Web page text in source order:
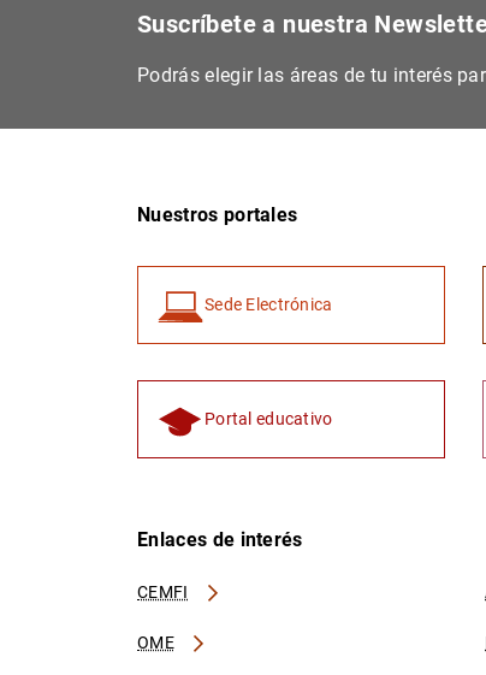
Suscríbete a nuestra
Podrás elegir las áreas de tu interés
Nuestros portales
Sede Electrónica
Portal educativo
Enlaces de interés
CEMFI
OME